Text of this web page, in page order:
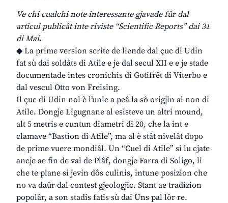
Ve chi cualchi note interessante gjavade fûr dal
articul publicât inte riviste “Scientific Reports” dai 31
di Mai.
◆ La prime version scrite de liende dal çuc di Udin
fat sù dai soldâts di Atile e je dal secul XII e e je stade
documentade intes cronichis di Gotifrêt di Viterbo e
dal vescul Otto von Freising.
Il çuc di Udin nol è l’unic a peâ la sô origjin al non di
Atile. Dongje Ligugnane al esisteve un altri mound,
alt 5 metris e cuntun diametri di 20, che la int e
clamave “Bastion di Atile”, ma al è stât nivelât dopo
de prime vuere mondiâl. Un “Cuel di Atile” si lu cjate
ancje ae fin de val de Plâf, dongje Farra di Soligo, li
che te plane si jevin dôs culinis, intune posizion che
no va daûr dal contest gjeologjic. Stant ae tradizion
popolâr, a son stadis fatis sù dai Uns pal lôr re.